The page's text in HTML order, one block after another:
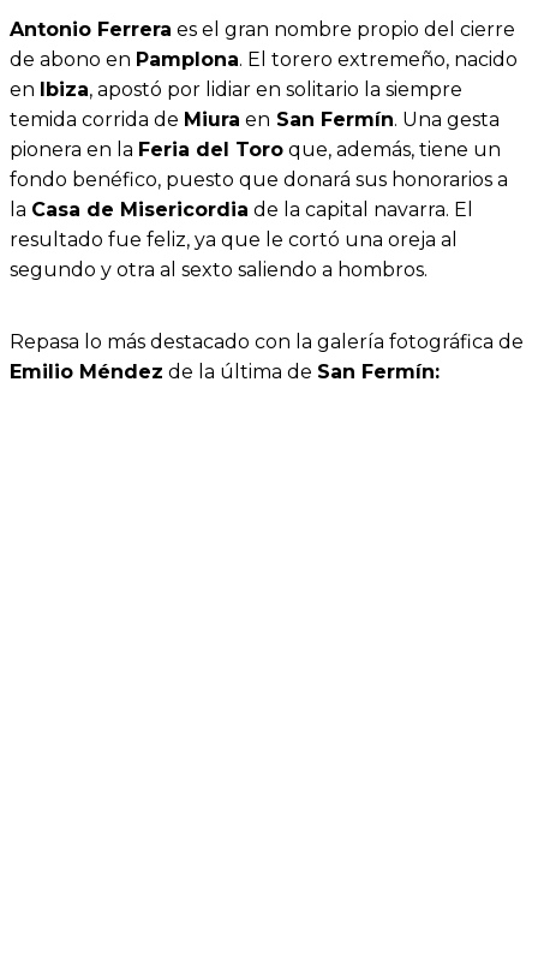
Antonio Ferrera es el gran nombre propio del cierre
de abono en Pamplona. El torero extremeño, nacido
en Ibiza, apostó por lidiar en solitario la siempre
temida corrida de Miura en San Fermín. Una gesta
pionera en la Feria del Toro que, además, tiene un
fondo benéfico, puesto que donará sus honorarios a
la Casa de Misericordia de la capital navarra. El
resultado fue feliz, ya que le cortó una oreja al
segundo y otra al sexto saliendo a hombros.
Repasa lo más destacado con la galería fotográfica de
Emilio Méndez de la última de San Fermín: